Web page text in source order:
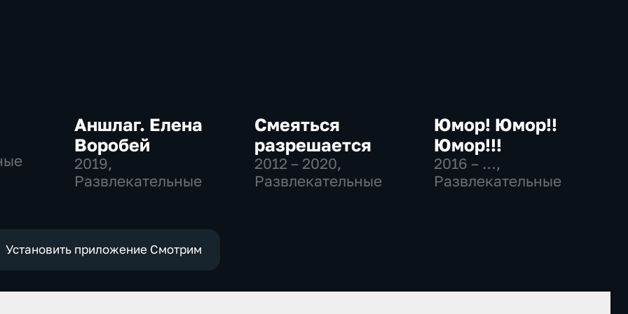
Аншлаг. Елена
Воробей
2019,
Развлекательные
Смеяться
разрешается
2012 – 2020,
Развлекательные
Юмор! Юмор!!
Юмор!!!
2016 – …,
Развлекательные
Установить приложение Смотрим